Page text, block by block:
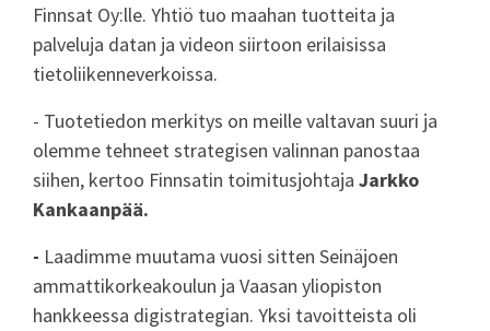
Finnsat Oy:lle. Yhtiö tuo maahan tuotteita ja
palveluja datan ja videon siirtoon erilaisissa
tietoliikenneverkoissa.
- Tuotetiedon merkitys on meille valtavan suuri ja
olemme tehneet strategisen valinnan panostaa
siihen, kertoo Finnsatin toimitusjohtaja Jarkko
Kankaanpää.
- Laadimme muutama vuosi sitten Seinäjoen
ammattikorkeakoulun ja Vaasan yliopiston
hankkeessa digistrategian. Yksi tavoitteista oli